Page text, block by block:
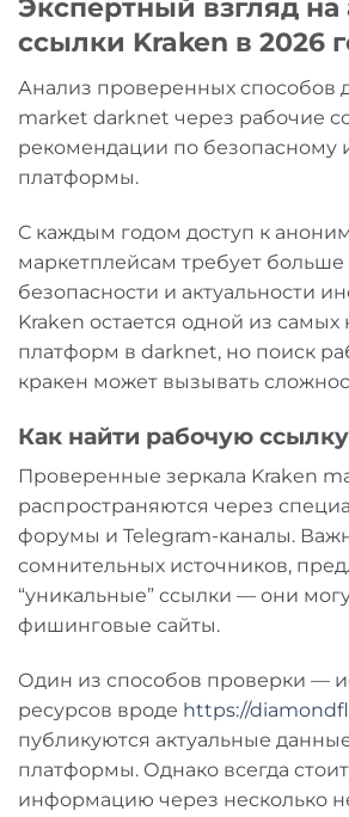
Экспертный взгляд на
ссылки Kraken в 2026
Анализ проверенных способов
market darknet через рабочие
рекомендации по безопасному
платформы.
С каждым годом доступ к
маркетплейсам требует
безопасности и актуальности
Kraken остается одной из
платформ в darknet, но поиск
кракен может вызывать
Как найти рабочую
Проверенные зеркала Kraken
распространяются через
форумы и Telegram-каналы.
сомнительных источников,
“уникальные” ссылки — они
фишинговые сайты.
Один из способов проверки —
ресурсов вроде https://
публикуются актуальные
платформы. Однако всегда
информацию через несколько